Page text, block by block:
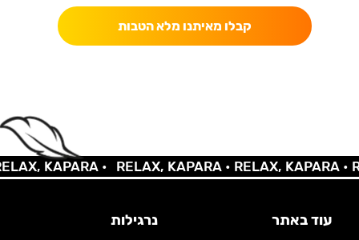
קבלו מאיתנו מלא הטבות
KAPARA • RELAX, KAPARA •RELAX, KAPARA •
עוד באתר נרגילות